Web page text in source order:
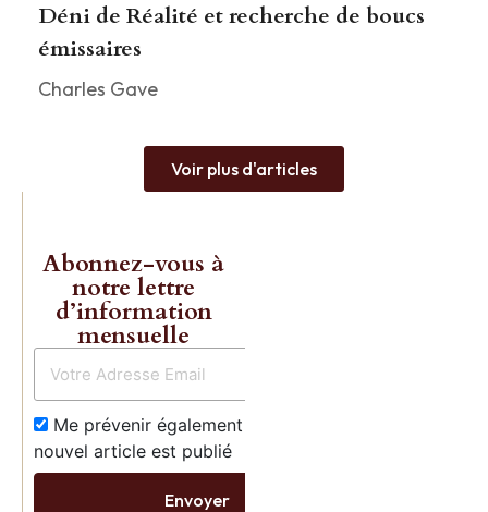
Déni de Réalité et recherche de boucs
émissaires
Charles Gave
Voir plus d'articles
Abonnez-vous à
notre lettre
d’information
mensuelle
Me prévenir également dès qu’un
nouvel article est publié
Envoyer